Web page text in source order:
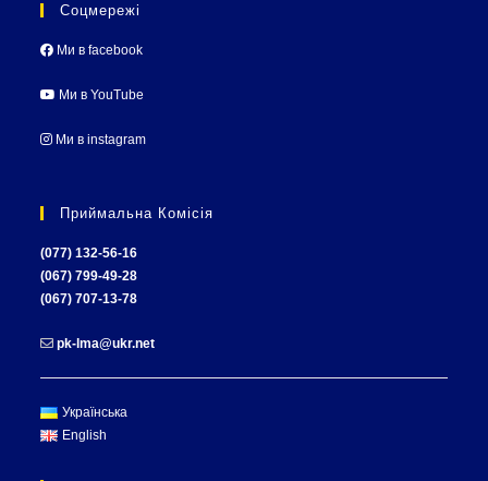
Соцмережі
Ми в facebook
Ми в YouTube
Ми в instagram
Приймальна Комісія
(077) 132-56-16
(067) 799-49-28
(067) 707-13-78
pk-lma@ukr.net
Українська
English